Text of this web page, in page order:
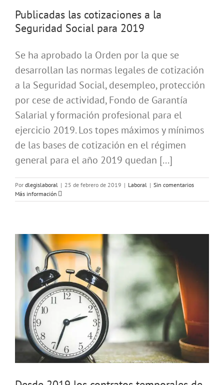
Publicadas las cotizaciones a la
Seguridad Social para 2019
Se ha aprobado la Orden por la que se
desarrollan las normas legales de cotización
a la Seguridad Social, desempleo, protección
por cese de actividad, Fondo de Garantía
Salarial y formación profesional para el
ejercicio 2019. Los topes máximos y mínimos
de las bases de cotización en el régimen
general para el año 2019 quedan [...]
Por dlegislaboral | 25 de febrero de 2019 | Laboral | Sin comentarios
Más información